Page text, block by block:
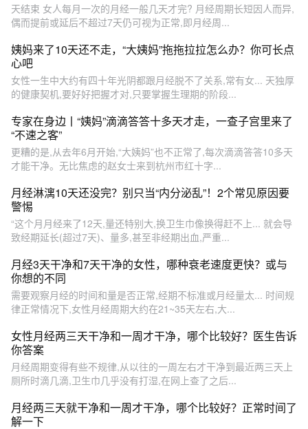
天结束 女人每月一次的月经一般几天才完? 月经周期长短因人而异,
偶而提前或延后不超过7天仍可视为正常,即月经周...
姨妈来了10天还不走，“大姨妈”拖拖拉拉怎么办？你可长点
心吧
女性一生中大约有四十年光阴都跟月经脱不了关系,常有女... 天独厚
的健康契机,要好好把握才对,只要掌握生理期的阶段...
专家在身边丨“姨妈”滴滴答答十多天才走，一查子宫里来了
“不速之客”
更糟的是,从去年6月开始,“大姨妈”也不正常了,每次滴滴答答10多天
才能干净。无比焦虑的赵女士来到杭州市红十字...
月经淋漓10天还没完？别只当“内分泌乱”！2个常见原因要
警惕
“这个月月经来了12天,量还特别大,换卫生巾像换得赶不上... 就会导
致经期延长(超过7天)、量多,甚至非经期出血,严重...
月经3天干净和7天干净的女性，哪种衰老速度更快？或与
你想的不同
需要观察月经的时间和量是否正常,经期不标准或月经量太... 时间规
律正常情况下,女性月经周期大约在21~35天左右,大...
女性月经两三天干净和一周才干净，哪个比较好？医生告诉
你答案
月经周期变得有些不规律,从以往的一周左右才干净到最近两三天上
厕所时滴几滴,卫生巾几乎没有打湿,在网上查了之后...
月经两三天就干净和一周才干净，哪个比较好？正常时间了
解一下